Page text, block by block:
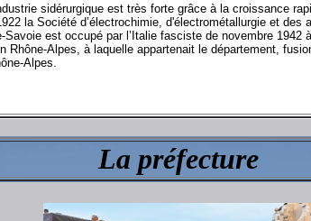
sidérurgique est très forte grâce à la croissance
la Société d’électrochimie, d'électrométallurgie et
Savoie est occupé par l’Italie fasciste de novembre 1942
Rhône-Alpes, à laquelle appartenait le département,
Alpes.
La préfecture